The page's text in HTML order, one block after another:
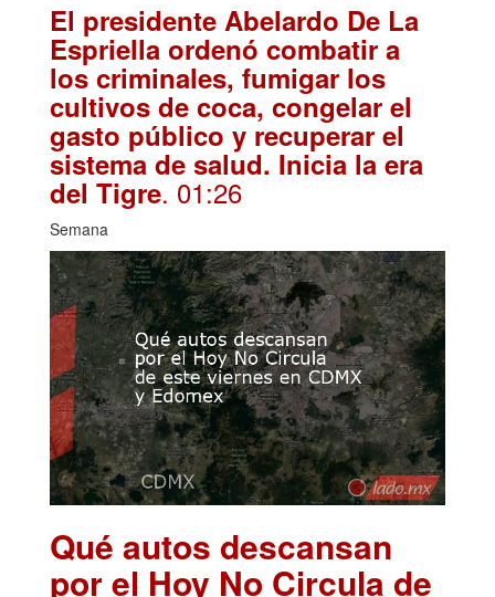
El presidente Abelardo De La
Espriella ordenó combatir a
los criminales, fumigar los
cultivos de coca, congelar el
gasto público y recuperar el
sistema de salud. Inicia la era
del Tigre. 01:26
Semana
Qué autos descansan
por el Hoy No Circula de